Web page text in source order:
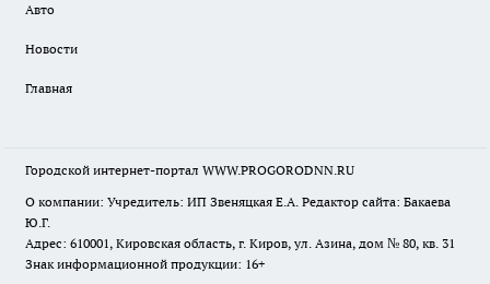
Авто
Новости
Главная
Городской интернет-портал WWW.PROGORODNN.RU
О компании: Учредитель: ИП Звеняцкая Е.А. Редактор сайта: Бакаева
Ю.Г.
Адрес: 610001, Кировская область, г. Киров, ул. Азина, дом № 80, кв. 31
Знак информационной продукции: 16+